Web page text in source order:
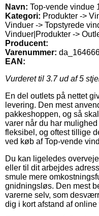
Navn: Top-vende vindue
Kategori: Produkter ->
Vinduer -> Topstyrede
Vinduer|Produkter ->
Producent:
Varenummer:
EAN:
Vurderet til 3.7ud af 5
En del outlets på nettet
levering. Den mest
pakkeshoppen, og så
varer når du har
fleksibel, og oftest tillige
ved køb af Top-vende
Du kan ligeledes
eller til dit arbejdes
smule mere
gnidningsløs. Den mest
varerne selv, som
dig i kort afstand af